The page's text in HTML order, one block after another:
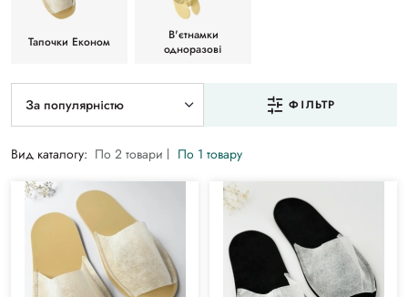
Тапочки Економ
В'єтнамки
одноразові
За популярністю ФІЛЬТР
Вид каталогу: По 2 товари По 1 товару